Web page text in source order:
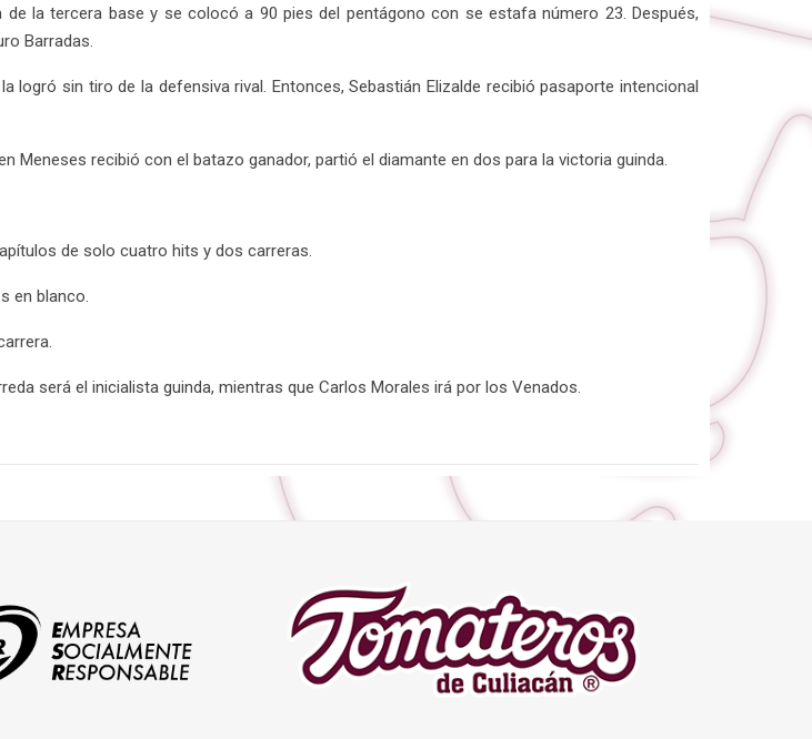
la tercera base y se colocó a 90 pies del pentágono con se estafa número 23. Después,
Barradas.
logró sin tiro de la defensiva rival. Entonces, Sebastián Elizalde recibió pasaporte intencional
Meneses recibió con el batazo ganador, partió el diamante en dos para la victoria guinda.
de solo cuatro hits y dos carreras.
en blanco.
será el inicialista guinda, mientras que Carlos Morales irá por los Venados.